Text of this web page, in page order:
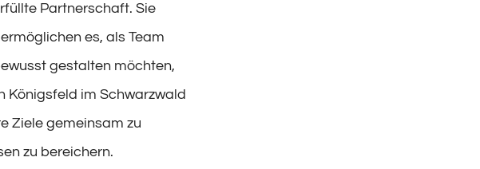
Partnerschaft. Sie
es, als Team
gestalten möchten,
Königsfeld im Schwarzwald
Ziele gemeinsam zu
zu bereichern.